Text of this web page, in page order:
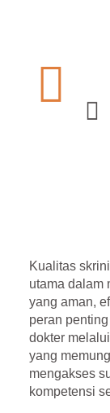
Kualitas
utama dalam
yang aman,
peran
dokter
yang
mengakses
kompetensi